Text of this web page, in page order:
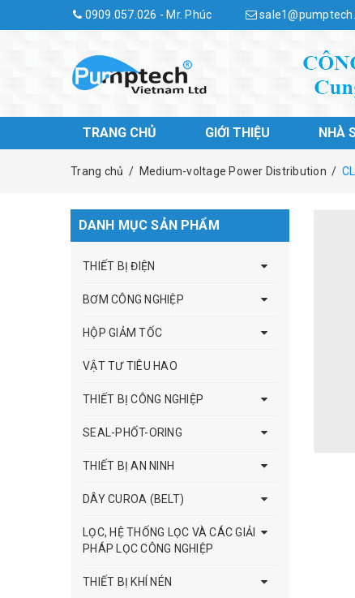
0909.057.026 - Mr. Phúc
TRANG CHỦ GIỚI THIỆU NHÀ
Trang chủ / Medium-voltage Power Distribution /
DANH MỤC SẢN PHẨM
THIẾT BỊ ĐIỆN
BƠM CÔNG NGHIỆP
HỘP GIẢM TỐC
VẬT TƯ TIÊU HAO
THIẾT BỊ CÔNG NGHIỆP
SEAL-PHỐT-ORING
THIẾT BỊ AN NINH
DÂY CUROA (BELT)
LỌC, HỆ THỐNG LỌC VÀ CÁC GIẢI
PHÁP LỌC CÔNG NGHIỆP
THIẾT BỊ KHÍ NÉN